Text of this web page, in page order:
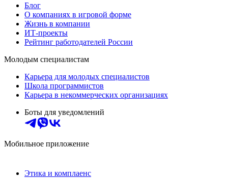
Блог
О компаниях в игровой форме
Жизнь в компании
ИТ-проекты
Рейтинг работодателей России
Молодым специалистам
Карьера для молодых специалистов
Школа программистов
Карьера в некоммерческих организациях
Боты для уведомлений
Мобильное приложение
Этика и комплаенс